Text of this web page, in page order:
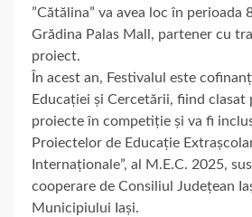
”Cătălina” va avea loc în perioada
Grădina Palas Mall, partener cu
proiect.
În acest an, Festivalul este
Educației și Cercetării, fiind
proiecte în competiție și va fi
Proiectelor de Educație
Internaționale”, al M.E.C. 2025,
cooperare de Consiliul Județean
Municipiului Iași.